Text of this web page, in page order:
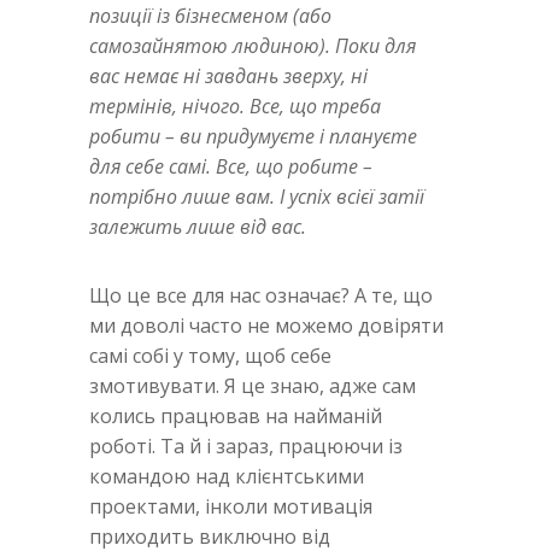
позиції із бізнесменом (або
самозайнятою людиною). Поки для
вас немає ні завдань зверху, ні
термінів, нічого. Все, що треба
робити – ви придумуєте і плануєте
для себе самі. Все, що робите –
потрібно лише вам. І успіх всієї затії
залежить лише від вас.
Що це все для нас означає? А те, що
ми доволі часто не можемо довіряти
самі собі у тому, щоб себе
змотивувати. Я це знаю, адже сам
колись працював на найманій
роботі. Та й і зараз, працюючи із
командою над клієнтськими
проектами, інколи мотивація
приходить виключно від